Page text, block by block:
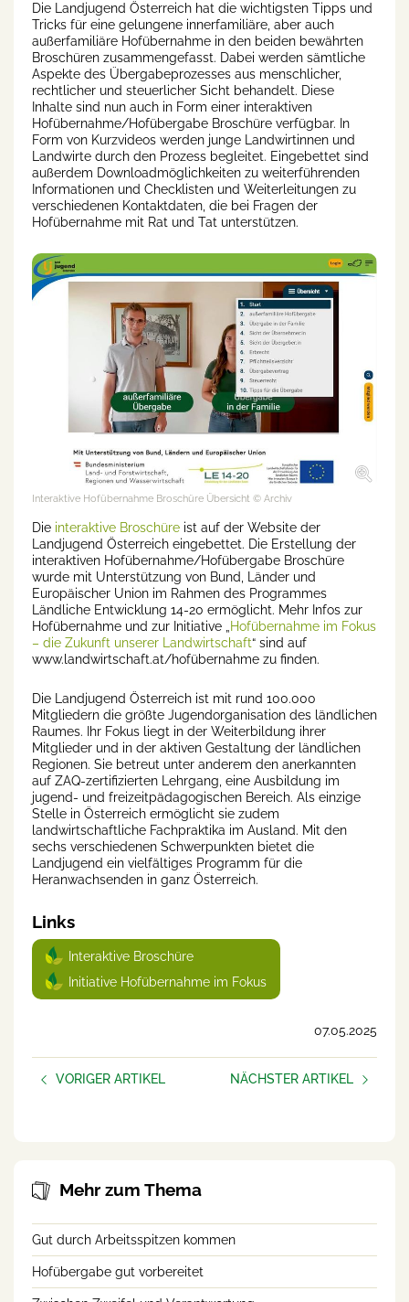
Die Landjugend Österreich hat die wichtigsten Tipps und
Tricks für eine gelungene innerfamiliäre, aber auch
außerfamiliäre Hofübernahme in den beiden bewährten
Broschüren zusammengefasst. Dabei werden sämtliche
Aspekte des Übergabeprozesses aus menschlicher,
rechtlicher und steuerlicher Sicht behandelt. Diese
Inhalte sind nun auch in Form einer interaktiven
Hofübernahme/Hofübergabe Broschüre verfügbar. In
Form von Kurzvideos werden junge Landwirtinnen und
Landwirte durch den Prozess begleitet. Eingebettet sind
außerdem Downloadmöglichkeiten zu weiterführenden
Informationen und Checklisten und Weiterleitungen zu
verschiedenen Kontaktdaten, die bei Fragen der
Hofübernahme mit Rat und Tat unterstützen.
Interaktive Hofübernahme Broschüre Übersicht © Archiv
Die interaktive Broschüre ist auf der Website der
Landjugend Österreich eingebettet. Die Erstellung der
interaktiven Hofübernahme/Hofübergabe Broschüre
wurde mit Unterstützung von Bund, Länder und
Europäischer Union im Rahmen des Programmes
Ländliche Entwicklung 14-20 ermöglicht. Mehr Infos zur
Hofübernahme und zur Initiative „
Hofübernahme im Fokus
– die Zukunft unserer Landwirtschaft“ sind auf
www.landwirtschaft.at/hofübernahme zu finden.
Die Landjugend Österreich ist mit rund 100.000
Mitgliedern die größte Jugendorganisation des ländlichen
Raumes. Ihr Fokus liegt in der Weiterbildung ihrer
Mitglieder und in der aktiven Gestaltung der ländlichen
Regionen. Sie betreut unter anderem den anerkannten
auf ZAQ-zertifizierten Lehrgang, eine Ausbildung im
jugend- und freizeitpädagogischen Bereich. Als einzige
Stelle in Österreich ermöglicht sie zudem
landwirtschaftliche Fachpraktika im Ausland. Mit den
sechs verschiedenen Schwerpunkten bietet die
Landjugend ein vielfältiges Programm für die
Heranwachsenden in ganz Österreich.
Links
Interaktive Broschüre
Initiative Hofübernahme im Fokus
07.05.2025
VORIGER ARTIKEL
NÄCHSTER ARTIKEL
Mehr zum Thema
Gut durch Arbeitsspitzen kommen
Hofübergabe gut vorbereitet